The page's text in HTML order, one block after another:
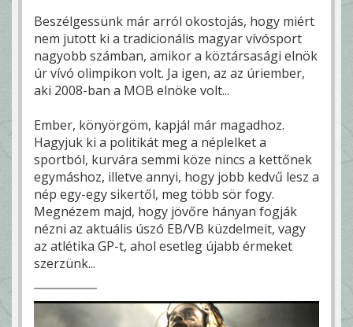
Beszélgessünk már arról okostojás, hogy miért
nem jutott ki a tradicionális magyar vívósport
nagyobb számban, amikor a köztársasági elnök
úr vívó olimpikon volt. Ja igen, az az úriember,
aki 2008-ban a MOB elnöke volt...
Ember, könyörgöm, kapjál már magadhoz.
Hagyjuk ki a politikát meg a néplelket a
sportból, kurvára semmi köze nincs a kettőnek
egymáshoz, illetve annyi, hogy jobb kedvű lesz a
nép egy-egy sikertől, meg több sör fogy.
Megnézem majd, hogy jövőre hányan fogják
nézni az aktuális úszó EB/VB küzdelmeit, vagy
az atlétika GP-t, ahol esetleg újabb érmeket
szerzünk...